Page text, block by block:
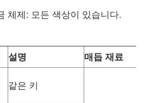
체제: 모든 색상이 있습니다.
설명 매듭 재료
같은 키